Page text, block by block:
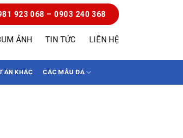
ẢNH TIN TỨC LIÊN HỆ
923 068 – 0903 240 368
ÁN KHÁC CÁC MẪU ĐÁ